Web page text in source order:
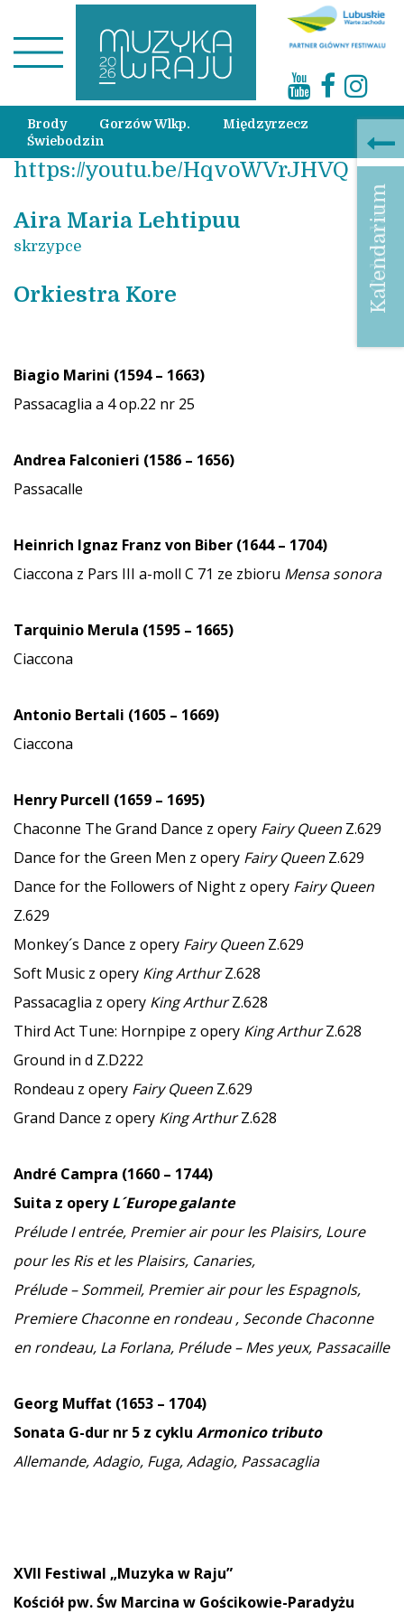
Brody Gorzów Wlkp.
Międzyrzecz
Świebodzin
https://youtu.be/HqvoWVrJHVQ
Aira Maria Lehtipuu
skrzypce
Orkiestra Kore
Biagio Marini (1594 – 1663)
Passacaglia a 4 op.22 nr 25
Andrea Falconieri (1586 – 1656)
Passacalle
Heinrich Ignaz Franz von Biber (1644 – 1704)
Ciaccona z Pars III a-moll C 71 ze zbioru Mensa sonora
Tarquinio Merula (1595 – 1665)
Ciaccona
Antonio Bertali (1605 – 1669)
Ciaccona
Henry Purcell (1659 – 1695)
Chaconne The Grand Dance z opery Fairy Queen Z.629
Dance for the Green Men z opery Fairy Queen Z.629
Dance for the Followers of Night z opery Fairy Queen
Z.629
Monkey´s Dance z opery Fairy Queen Z.629
Soft Music z opery King ArthurZ.628
Passacaglia z opery King ArthurZ.628
Third Act Tune: Hornpipe z opery King ArthurZ.628
Ground in d Z.D222
Rondeau z opery Fairy Queen Z.629
Grand Dance z opery King ArthurZ.628
André Campra (1660 – 1744)
Suita z operyL´Europe galante
Prélude I entrée, Premier air pour les Plaisirs, Loure
pour les Ris et les Plaisirs, Canaries,
Prélude – Sommeil, Premier air pour les Espagnols,
Premiere Chaconne en rondeau , Seconde Chaconne
en rondeau, La Forlana, Prélude – Mes yeux, Passacaille
Georg Muffat (1653 – 1704)
Sonata G-dur nr 5 z cyklu Armonico tributo
Allemande, Adagio, Fuga,Adagio, Passacaglia
XVII Festiwal „Muzyka w Raju”
Kościół pw. Św Marcina w Gościkowie-Paradyżu
Kalendarium
Calendar